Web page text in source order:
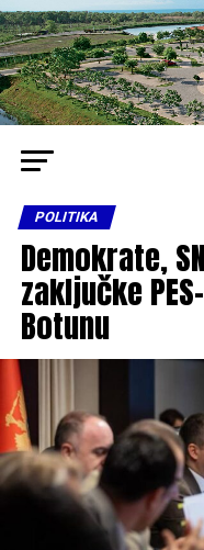
POLITIKA
Demokrate,
zaključke
Botunu